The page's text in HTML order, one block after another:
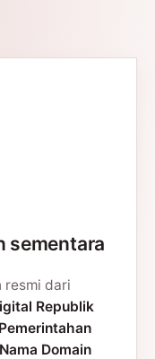
sementara
resmi dari
Republik
Domain